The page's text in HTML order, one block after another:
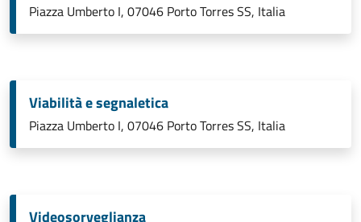
Piazza Umberto I, 07046 Porto Torres SS, Italia
Viabilità e segnaletica
Piazza Umberto I, 07046 Porto Torres SS, Italia
Videosorveglianza